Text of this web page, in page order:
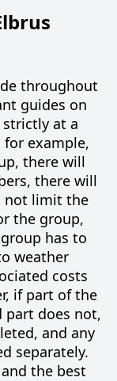
throughout
guides on
at a
example,
there will
there will
not limit the
the group,
has to
weather
costs
if part of the
part does not,
and any
separately.
the best